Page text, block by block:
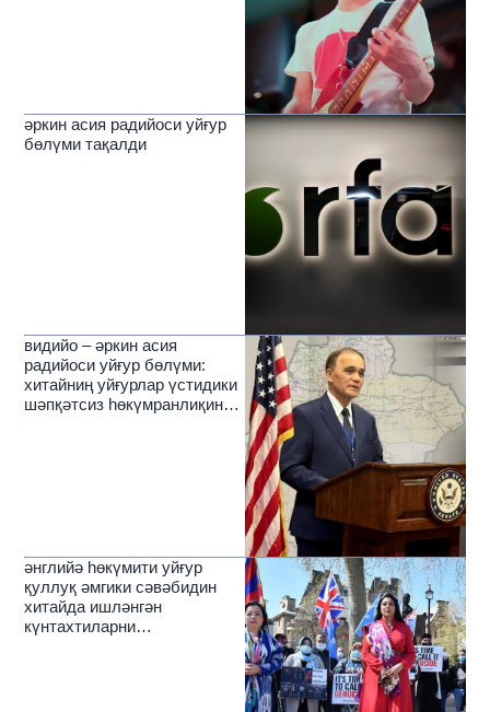
әркин асия радийоси уйғур
бөлүми тақалди
видийо – әркин асия
радийоси уйғур бөлүми:
хитайниң уйғурлар үстидики
шәпқәтсиз һөкүмранлиқиниң
әнглийә һөкүмити уйғур
қуллуқ әмгики сәвәбидин
хитайда ишләнгән
күнтахтиларни